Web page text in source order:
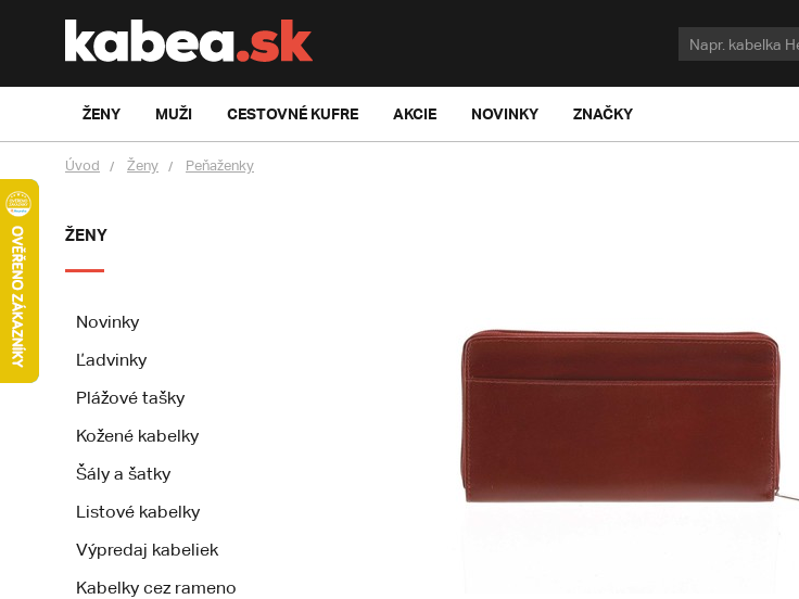
ŽENY MUŽI CESTOVNÉ KUFRE AKCIE NOVINKY ZNAČKY
Úvod Ženy Peňaženky
ŽENY
Novinky
Ľadvinky
Plážové tašky
Kožené kabelky
Šály a šatky
Listové kabelky
Výpredaj kabeliek
Kabelky cez rameno